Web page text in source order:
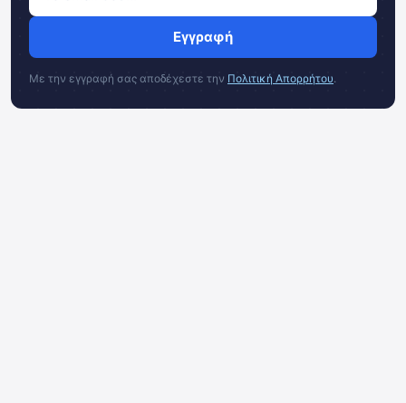
Εγγραφή
Με την εγγραφή σας αποδέχεστε την Πολιτική Απορρήτου.